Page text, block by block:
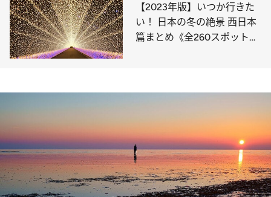
【2023年版】いつか行きた
い！ 日本の冬の絶景 西日本
篇まとめ《全260スポット》